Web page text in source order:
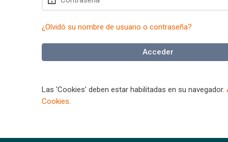
¿Olvidó su nombre de usuario o contraseña?
Acceder
Las 'Cookies' deben estar habilitadas en su navegador.
Cookies.